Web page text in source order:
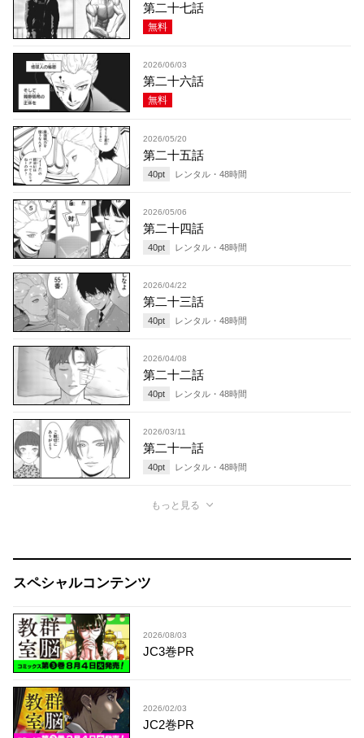
第二十七話
無料
2026/06/03
第二十六話
無料
2026/05/20
第二十五話
40pt レンタル・ 48時間
2026/05/06
第二十四話
40pt レンタル・ 48時間
2026/04/22
第二十三話
40pt レンタル・ 48時間
2026/04/08
第二十二話
40pt レンタル・ 48時間
2026/03/11
第二十一話
40pt レンタル・ 48時間
もっと見る
スペシャルコンテンツ
2026/08/03
JC3巻PR
2026/02/03
JC2巻PR